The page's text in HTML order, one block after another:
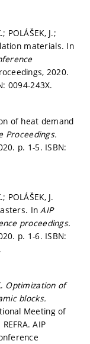
POLÁŠEK, J.;
materials. In
2020.
0094-243X.
of heat demand
Proceedings.
p. 1-5. ISBN:
POLÁŠEK, J.
InAIP
proceedings.
p. 1-6. ISBN:
Optimization of
blocks.
Meeting of
AIP